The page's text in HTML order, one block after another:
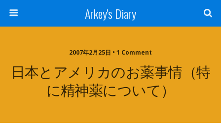
Arkey's Diary
2007年2月25日 • 1 Comment
日本とアメリカのお薬事情（特
に精神薬について）